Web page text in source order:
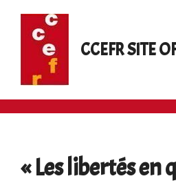
contenu
CCEFR SITE
« Les libertés en